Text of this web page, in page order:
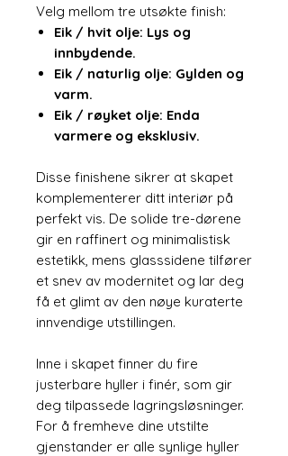
Velg mellom tre utsøkte finish:
Eik / hvit olje: Lys og
innbydende.
Eik / naturlig olje: Gylden og
varm.
Eik / røyket olje: Enda
varmere og eksklusiv.
Disse finishene sikrer at skapet
komplementerer ditt interiør på
perfekt vis. De solide tre-dørene
gir en raffinert og minimalistisk
estetikk, mens glasssidene tilfører
et snev av modernitet og lar deg
få et glimt av den nøye kuraterte
innvendige utstillingen.
Inne i skapet finner du fire
justerbare hyller i finér, som gir
deg tilpassede lagringsløsninger.
For å fremheve dine utstilte
gjenstander er alle synlige hyller